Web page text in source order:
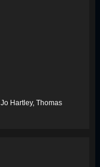
Jo Hartley Thomas